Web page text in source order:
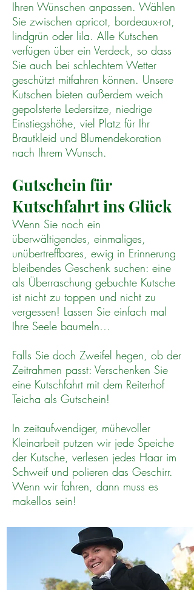
Ihren Wünschen anpassen. Wählen
Sie zwischen apricot, bordeaux-rot,
lindgrün oder lila. Alle Kutschen
verfügen über ein Verdeck, so dass
Sie auch bei schlechtem Wetter
geschützt mitfahren können. Unsere
Kutschen bieten außerdem weich
gepolsterte Ledersitze, niedrige
Einstiegshöhe, viel Platz für Ihr
Brautkleid und Blumendekoration
nach Ihrem Wunsch.
Gutschein für
Kutschfahrt ins Glück
Wenn Sie noch ein
überwältigendes, einmaliges,
unübertreffbares, ewig in Erinnerung
bleibendes Geschenk suchen: eine
als Überraschung gebuchte Kutsche
ist nicht zu toppen und nicht zu
vergessen! Lassen Sie einfach mal
Ihre Seele baumeln…
Falls Sie doch Zweifel hegen, ob der
Zeitrahmen passt: Verschenken Sie
eine Kutschfahrt mit dem Reiterhof
Teicha als Gutschein!
In zeitaufwendiger, mühevoller
Kleinarbeit putzen wir jede Speiche
der Kutsche, verlesen jedes Haar im
Schweif und polieren das Geschirr.
Wenn wir fahren, dann muss es
makellos sein!